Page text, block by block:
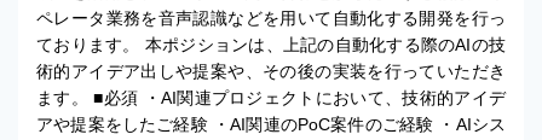
ペレータ業務を音声認識などを用いて自動化する開発を行っ
ております。 本ポジションは、上記の自動化する際のAIの技
術的アイデア出しや提案や、その後の実装を行っていただき
ます。 ■必須 ・AI関連プロジェクトにおいて、技術的アイデ
アや提案をしたご経験 ・AI関連のPoC案件のご経験 ・AIシス